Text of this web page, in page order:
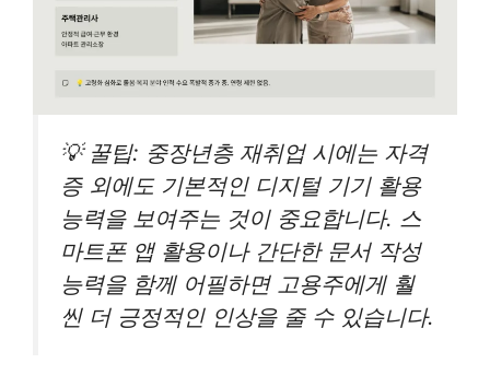
💡 꿀팁: 중장년층 재취업 시에는 자격
증 외에도 기본적인 디지털 기기 활용
능력을 보여주는 것이 중요합니다. 스
마트폰 앱 활용이나 간단한 문서 작성
능력을 함께 어필하면 고용주에게 훨
씬 더 긍정적인 인상을 줄 수 있습니다.